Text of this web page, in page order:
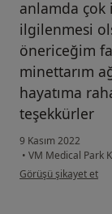
anlamda çok
ilgilenmesi
önericeğim
minettarım
hayatıma
teşekkürler
9 Kasım 2022
• VM Medical Park
kullanıcının
Görüşü şikayet et